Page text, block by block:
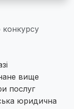
конкурсу
вище
послуг
юридична